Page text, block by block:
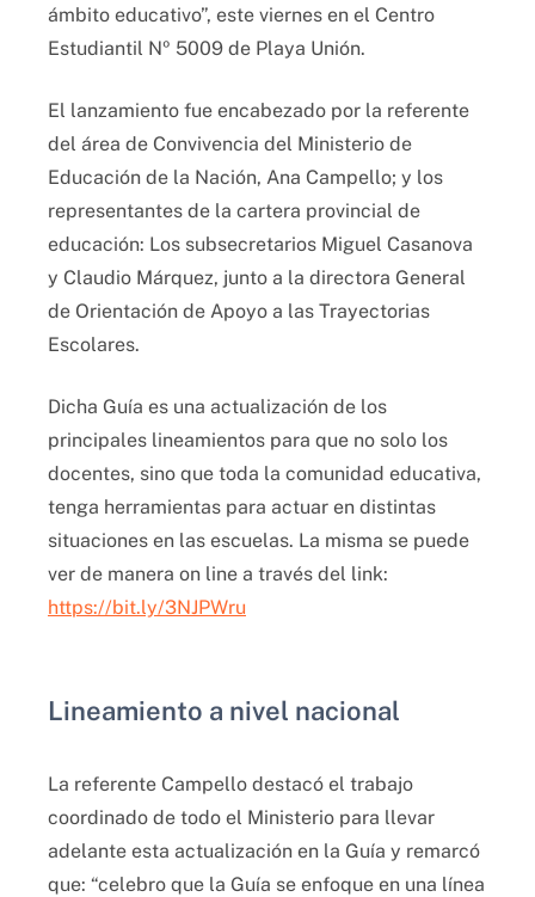
ámbito educativo”, este viernes en el Centro
Estudiantil Nº 5009 de Playa Unión.
El lanzamiento fue encabezado por la referente
del área de Convivencia del Ministerio de
Educación de la Nación, Ana Campello; y los
representantes de la cartera provincial de
educación: Los subsecretarios Miguel Casanova
y Claudio Márquez, junto a la directora General
de Orientación de Apoyo a las Trayectorias
Escolares.
Dicha Guía es una actualización de los
principales lineamientos para que no solo los
docentes, sino que toda la comunidad educativa,
tenga herramientas para actuar en distintas
situaciones en las escuelas. La misma se puede
ver de manera on line a través del link:
https://bit.ly/3NJPWru
Lineamiento a nivel nacional
La referente Campello destacó el trabajo
coordinado de todo el Ministerio para llevar
adelante esta actualización en la Guía y remarcó
que: “celebro que la Guía se enfoque en una línea